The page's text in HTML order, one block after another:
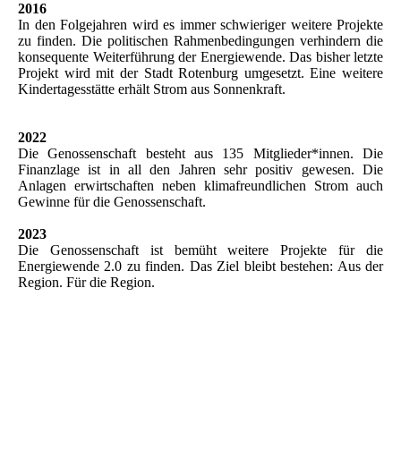
2016
In den Folgejahren wird es immer schwieriger weitere Projekte
zu finden. Die politischen Rahmenbedingungen verhindern die
konsequente Weiterführung der Energiewende. Das bisher letzte
Projekt wird mit der Stadt Rotenburg umgesetzt. Eine weitere
Kindertagesstätte erhält Strom aus Sonnenkraft.
2022
Die Genossenschaft besteht aus 135 Mitglieder*innen. Die
Finanzlage ist in all den Jahren sehr positiv gewesen. Die
Anlagen erwirtschaften neben klimafreundlichen Strom auch
Gewinne für die Genossenschaft.
2023
Die Genossenschaft ist bemüht weitere Projekte für die
Energiewende 2.0 zu finden. Das Ziel bleibt bestehen: Aus der
Region. Für die Region.